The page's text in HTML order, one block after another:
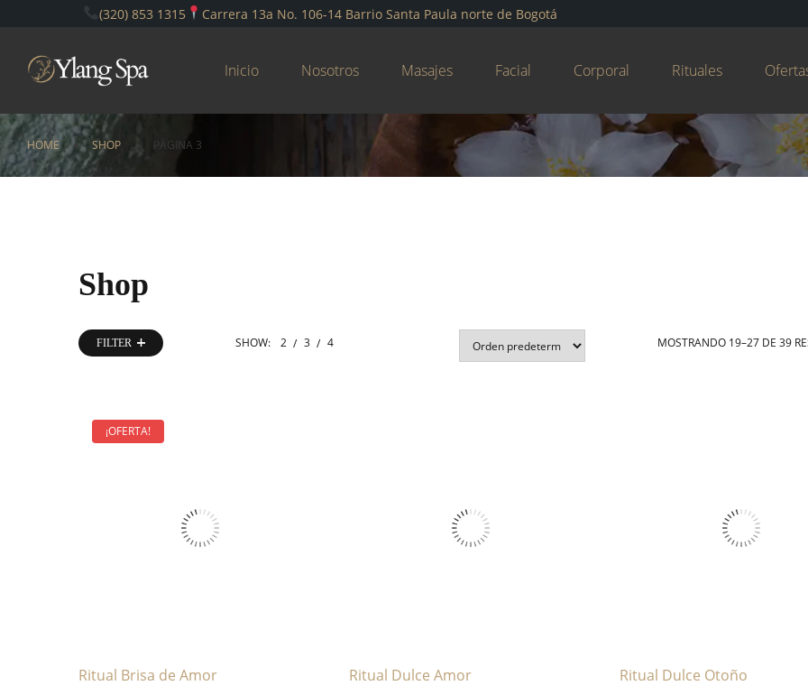
(320) 853 1315 Carrera 13a No. 106-14 Barrio Santa Paula norte de Bogotá
Inicio Nosotros Masajes Facial Corporal Rituales
HOME SHOP PÁGINA 3
Shop
FILTER SHOW: 2 3 4 MOSTRANDO 19–27 DE 39
¡OFERTA!
Ritual Brisa de Amor Ritual Dulce Amor Ritual Dulce Otoño